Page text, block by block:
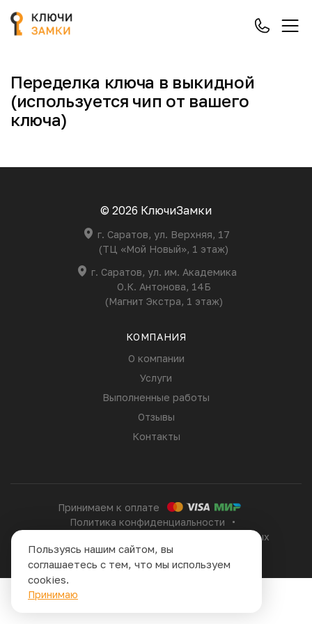
Переделка ключа в выкидной
(используется чип от вашего
ключа)
© 2026 КлючиЗамки
г. Саратов, ул. Верхняя, 17
(ТЦ «Мой Новый», 1 этаж)
г. Саратов, ул. им. Академика
О.К. Антонова, 14Б
(Магнит Экстра, 1 этаж)
КОМПАНИЯ
О компании
Услуги
Выполненные работы
Отзывы
Контакты
Принимаем к оплате
Политика конфиденциальности
Согласие на обработку персональных данных
Сайт сделан в
Пользуясь нашим сайтом, вы
соглашаетесь с тем, что мы используем
cookies.
Принимаю